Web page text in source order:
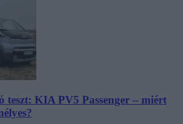
teszt: KIA PV5 Passenger – miért